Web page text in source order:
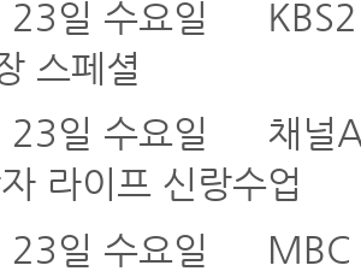
일 수요일
KBS2
스페셜
일 수요일
채널
라이프 신랑수업
일 수요일
MBC